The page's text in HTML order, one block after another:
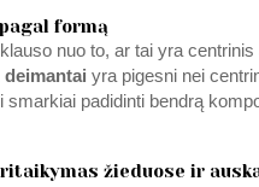
formą
nuo to, ar tai yra centrinis
deimantai yra pigesni nei
smarkiai padidinti bendrą
žieduose ir